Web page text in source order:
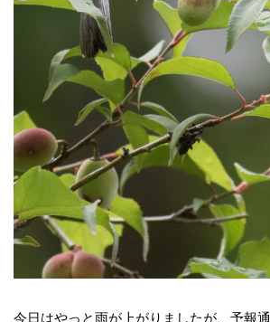
今日はやっと雨が上がりましたが、予報